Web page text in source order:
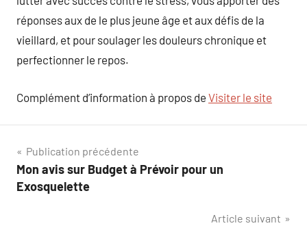
réponses aux de le plus jeune âge et aux défis de la
vieillard, et pour soulager les douleurs chronique et
perfectionner le repos.
Complément d’information à propos de Visiter le site
Navigation
de
Publication précédente
Mon avis sur Budget à Prévoir pour un
Exosquelette
Article suivant